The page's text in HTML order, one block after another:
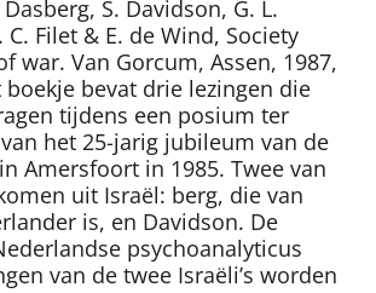
S. Davidson, G. L.
Filet & E. de Wind, Society
war. Van Gorcum, Assen, 1987,
boekje bevat drie lezingen die
tijdens een posium ter
het 25-jarig jubileum van de
Amersfoort in 1985. Twee van
uit Israël: berg, die van
is, en Davidson. De
psychoanalyticus
van de twee Israëli’s worden